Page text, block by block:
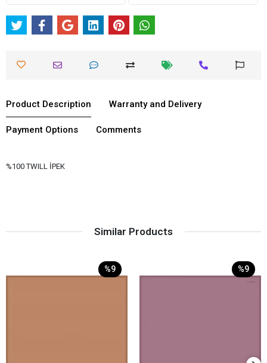
Product Description Warranty and Delivery
Payment Options Comments
%100 TWILL İPEK
Similar Products
%9 %9